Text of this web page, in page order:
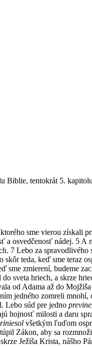
tentokrát 5.
sme vierou
osvedčenosť nádej. 5
7 Lebo za
teda, keď sme teraz
zmierení, budeme
sveta hriech, a skrze
od Adama až do
jedného zomreli
Lebo súd pre jedno
hojnosť milosti a daru
všetkým ľuďom
Zákon, aby sa
Ježiša Krista, nášho